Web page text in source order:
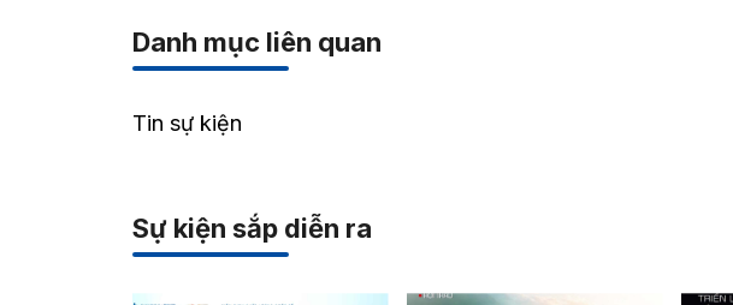
Danh mục liên quan
Tin sự kiện
Sự kiện sắp diễn ra